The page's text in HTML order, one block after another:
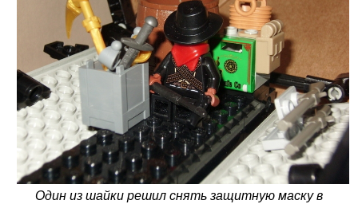
Один из шайки решил снять защитную маску в